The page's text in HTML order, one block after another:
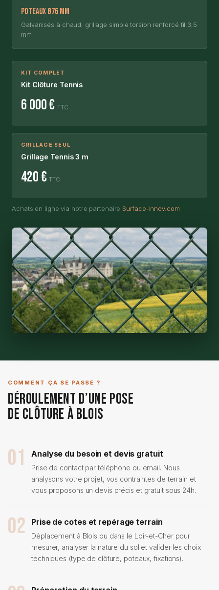
Poteaux Ø76 mm
Galvanisés à chaud, grillage simple torsion renforcé fil 3,5
mm
KIT COMPLET
Kit Clôture Tennis
6 000 €TTC
GRILLAGE SEUL
Grillage Tennis 3 m
420 €TTC
Achats en ligne via notre partenaire Surface-Innov.com
COMMENT ÇA SE PASSE ?
Déroulement d’une Pose
de Clôture à Blois
01 Analyse du besoin et devis gratuit
Prise de contact par téléphone ou email. Nous
analysons votre projet, vos contraintes de terrain et
vous proposons un devis précis et gratuit sous 24h.
02 Prise de cotes et repérage terrain
Déplacement à Blois ou dans le Loir-et-Cher pour
mesurer, analyser la nature du sol et valider les choix
techniques (type de clôture, poteaux, fixations).